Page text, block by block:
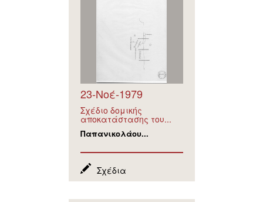
23-Νοέ-1979
Σχέδιο δομικής
αποκατάστασης του...
Παπανικολάου...
Σχέδια